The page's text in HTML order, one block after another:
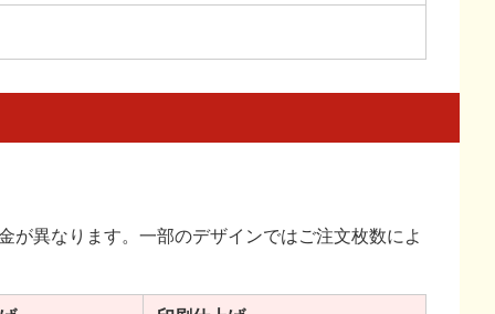
が異なります。一部のデザインではご注文枚数によ